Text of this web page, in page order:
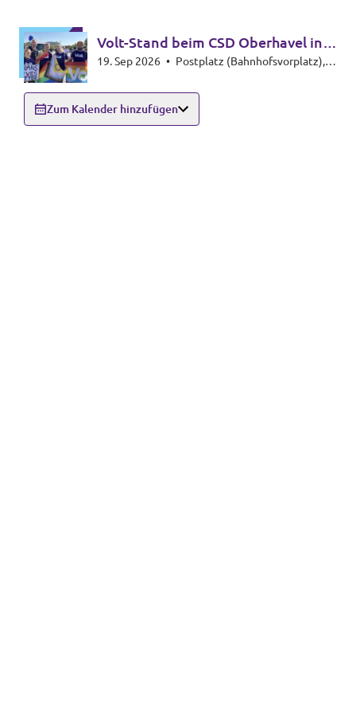
Volt-Stand beim CSD Oberhavel in
Hennigsdorf
19. Sep 2026 •
Zum Kalender hinzufügen